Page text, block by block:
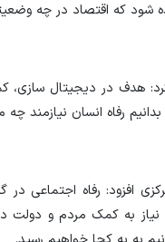
شود که اقتصاد در چه
هدف در دیجیتال
بدانیم رفاه انسان نیازمند
افزود: رفاه اجتماعی
به کمک مردم و دولت